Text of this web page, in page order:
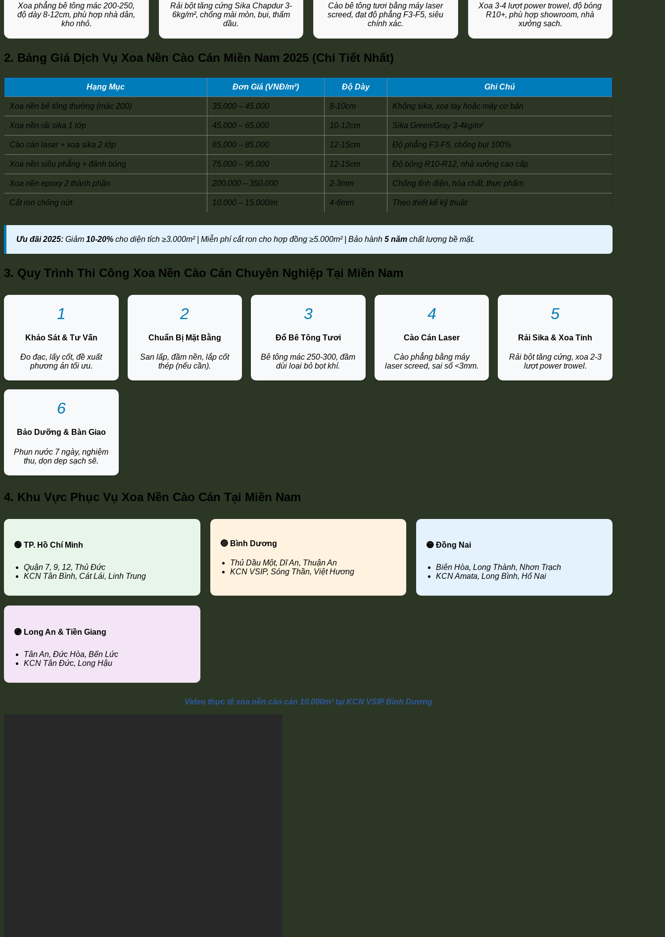
Xoa phẳng bê tông mác 200-250,
độ dày 8-12cm, phù hợp nhà dân,
kho nhỏ.
Rải bột tăng cứng Sika Chapdur 3-
6kg/m², chống mài mòn, bụi, thấm
dầu.
Cào bê tông tươi bằng máy laser
screed, đạt độ phẳng F3-F5, siêu
chính xác.
Xoa 3-4 lượt power trowel, độ bóng
R10+, phù hợp showroom, nhà
xưởng sạch.
2. Bảng Giá Dịch Vụ Xoa Nền Cào Cán Miền Nam 2025 (Chi Tiết Nhất)
Hạng Mục Đơn Giá (VNĐ/m²) Độ Dày Ghi Chú
Xoa nền bê tông thường (mác 200) 35.000 – 45.000 8-10cm Không sika, xoa tay hoặc máy cơ bản
Xoa nền rải sika 1 lớp 45.000 – 65.000 10-12cm Sika Green/Gray 3-4kg/m²
Cào cán laser + xoa sika 2 lớp 65.000 – 85.000 12-15cm Độ phẳng F3-F5, chống bụi 100%
Xoa nền siêu phẳng + đánh bóng 75.000 – 95.000 12-15cm Độ bóng R10-R12, nhà xưởng cao cấp
Xoa nền epoxy 2 thành phần 200.000 – 350.000 2-3mm Chống tĩnh điện, hóa chất, thực phẩm
Cắt ron chống nứt 10.000 – 15.000/m 4-6mm Theo thiết kế kỹ thuật
Ưu đãi 2025: Giảm 10-20% cho diện tích ≥3.000m² | Miễn phí cắt ron cho hợp đồng ≥5.000m² | Bảo hành 5 năm chất lượng bề mặt.
3. Quy Trình Thi Công Xoa Nền Cào Cán Chuyên Nghiệp Tại Miền Nam
1
Khảo Sát & Tư Vấn
Đo đạc, lấy cốt, đề xuất
phương án tối ưu.
2
Chuẩn Bị Mặt Bằng
San lấp, đầm nền, lắp cốt
thép (nếu cần).
3
Đổ Bê Tông Tươi
Bê tông mác 250-300, đầm
dùi loại bỏ bọt khí.
4
Cào Cán Laser
Cào phẳng bằng máy
laser screed, sai số <3mm.
5
Rải Sika & Xoa Tinh
Rải bột tăng cứng, xoa 2-3
lượt power trowel.
6
Bảo Dưỡng & Bàn Giao
Phun nước 7 ngày, nghiệm
thu, dọn dẹp sạch sẽ.
4. Khu Vực Phục Vụ Xoa Nền Cào Cán Tại Miền Nam
🟢 TP. Hồ Chí Minh
Quận 7, 9, 12, Thủ Đức
KCN Tân Bình, Cát Lái, Linh Trung
🔵 Bình Dương
Thủ Dầu Một, Dĩ An, Thuận An
KCN VSIP, Sóng Thần, Việt Hương
🟡 Đồng Nai
Biên Hòa, Long Thành, Nhơn Trạch
KCN Amata, Long Bình, Hố Nai
🟣 Long An & Tiền Giang
Tân An, Đức Hòa, Bến Lức
KCN Tân Đức, Long Hậu
Video thực tế xoa nền cào cán 10.000m² tại KCN VSIP Bình Dương